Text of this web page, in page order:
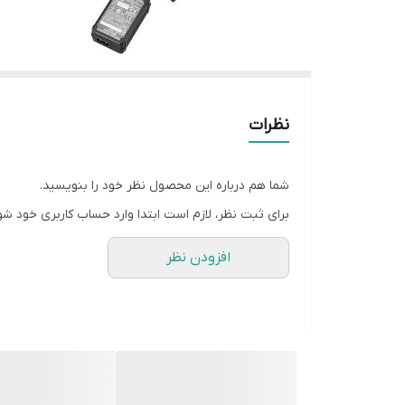
نظرات
شما هم درباره این محصول نظر خود را بنویسید.
برای ثبت نظر، لازم است ابتدا وارد حساب کاربری خود
افزودن نظر